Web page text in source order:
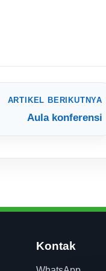
ARTIKEL BERIKUTNYA
Aula konferensi
Kontak